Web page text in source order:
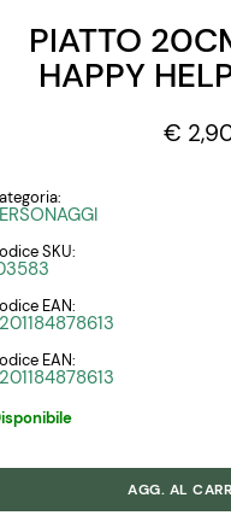
PIATTO
HAPPY
€
SKU:
EAN:
EAN:
AGG. AL